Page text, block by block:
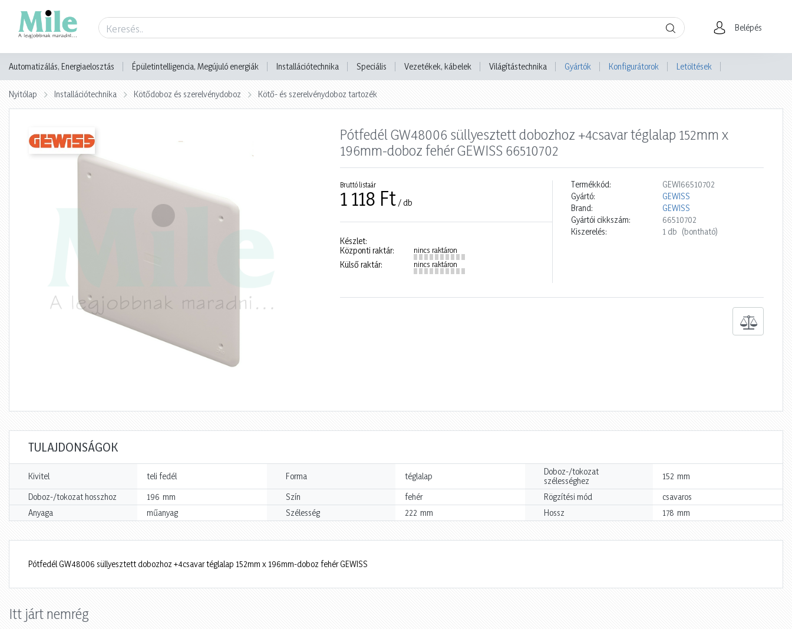
Belépés
Automatizálás, Energiaelosztás Épületintelligencia, Megújuló energiák Installációtechnika Speciális Vezetékek, kábelek Világítástechnika Gyártók Konfigurátorok Letöltések
Nyitólap Installációtechnika Kötődoboz és szerelvénydoboz Kötő- és szerelvénydoboz tartozék
Pótfedél GW48006 süllyesztett dobozhoz +4csavar téglalap 152mm x
196mm-doboz fehér GEWISS 66510702
Bruttó listaár
1 118 Ft / db
Készlet:
Központi raktár:
nincs raktáron
Külső raktár: nincs raktáron
Termékkód:
GEWI66510702
Gyártó:
GEWISS
Brand:
GEWISS
Gyártói cikkszám:
66510702
Kiszerelés:
1 db (bontható)
TULAJDONSÁGOK
Kivitel teli fedél Forma téglalap
Doboz-/tokozat
szélességhez
152 mm
Doboz-/tokozat hosszhoz 196 mm Szín fehér Rögzítési mód
csavaros
Anyaga
műanyag Szélesség 222 mm Hossz 178 mm
Pótfedél GW48006 süllyesztett dobozhoz +4csavar téglalap 152mm x 196mm-doboz fehér GEWISS
Itt járt nemrég
Termék adatlap